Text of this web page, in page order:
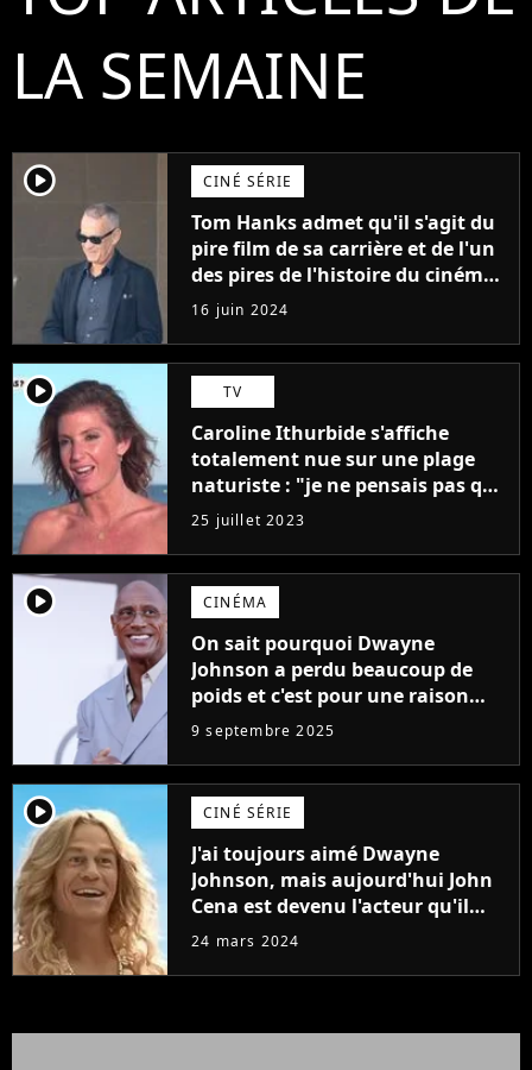
LA SEMAINE
player2 CINÉ SÉRIE
Tom Hanks admet qu'il s'agit du
pire film de sa carrière et de l'un
des pires de l'histoire du cinéma :
"L'un des films les plus
médiocres jamais réalisés"
16 juin 2024
player2 TV
Caroline Ithurbide s'affiche
totalement nue sur une plage
naturiste : "je ne pensais pas que
j'arriverais à le faire..."
25 juillet 2023
player2 CINÉMA
On sait pourquoi Dwayne
Johnson a perdu beaucoup de
poids et c'est pour une raison
importante
9 septembre 2025
player2 CINÉ SÉRIE
J'ai toujours aimé Dwayne
Johnson, mais aujourd'hui John
Cena est devenu l'acteur qu'il
rêvait d'être (et Ricky Stanicky le
24 mars 2024